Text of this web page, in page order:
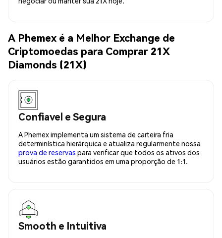
A Phemex é a Melhor Exchange de
Criptomoedas para Comprar 21X
Diamonds (21X)
Confiavel e Segura
A Phemex implementa um sistema de carteira fria
determinística hierárquica e atualiza regularmente nossa
prova de reservas para verificar que todos os ativos dos
usuários estão garantidos em uma proporção de 1:1.
Smooth e Intuitiva